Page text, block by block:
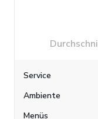
Service
Ambiente
Menüs